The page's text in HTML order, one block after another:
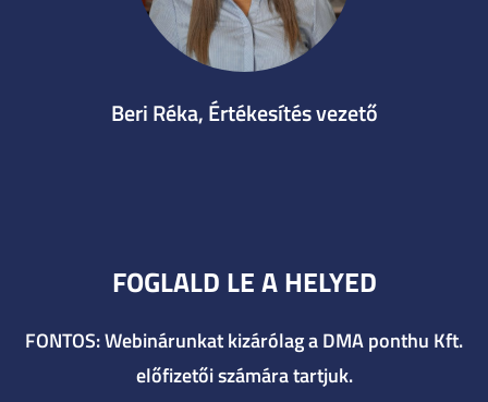
Beri Réka, Értékesítés vezető
FOGLALD LE A HELYED
FONTOS: Webinárunkat kizárólag a DMA ponthu Kft.
előfizetői számára tartjuk.